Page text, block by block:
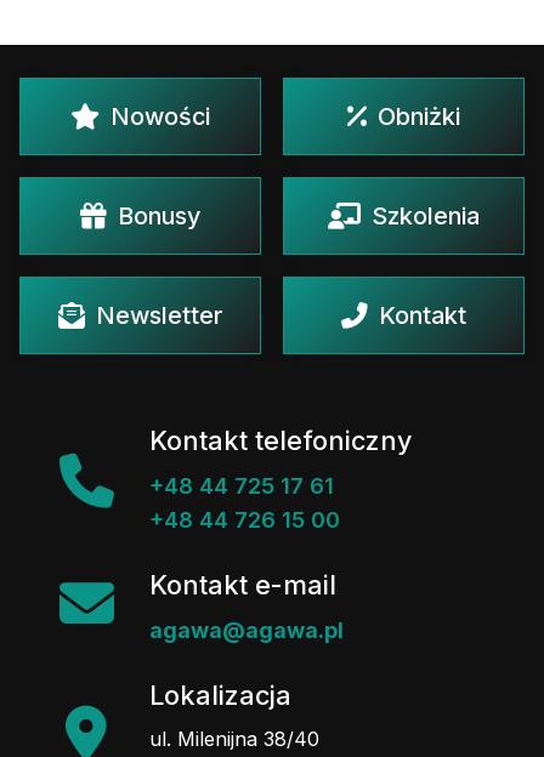
Nowości Obniżki
Bonusy Szkolenia
Newsletter Kontakt
Kontakt telefoniczny
+48 44 725 17 61
+48 44 726 15 00
Kontakt e-mail
agawa@agawa.pl
Lokalizacja
ul. Milenijna 38/40